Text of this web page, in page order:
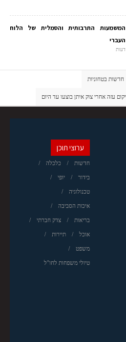
המשמעות התרבותית והסמלית של הלוח
העברי
דעות
חדשות בטחוניות
ערוצי תוכן
חדשות כלכלה
בידור יופי
טכנולוגיה
איכות הסביבה
בריאות צדק חברתי
אוכל תיירות
משפט
טיולי משפחות לחו"ל